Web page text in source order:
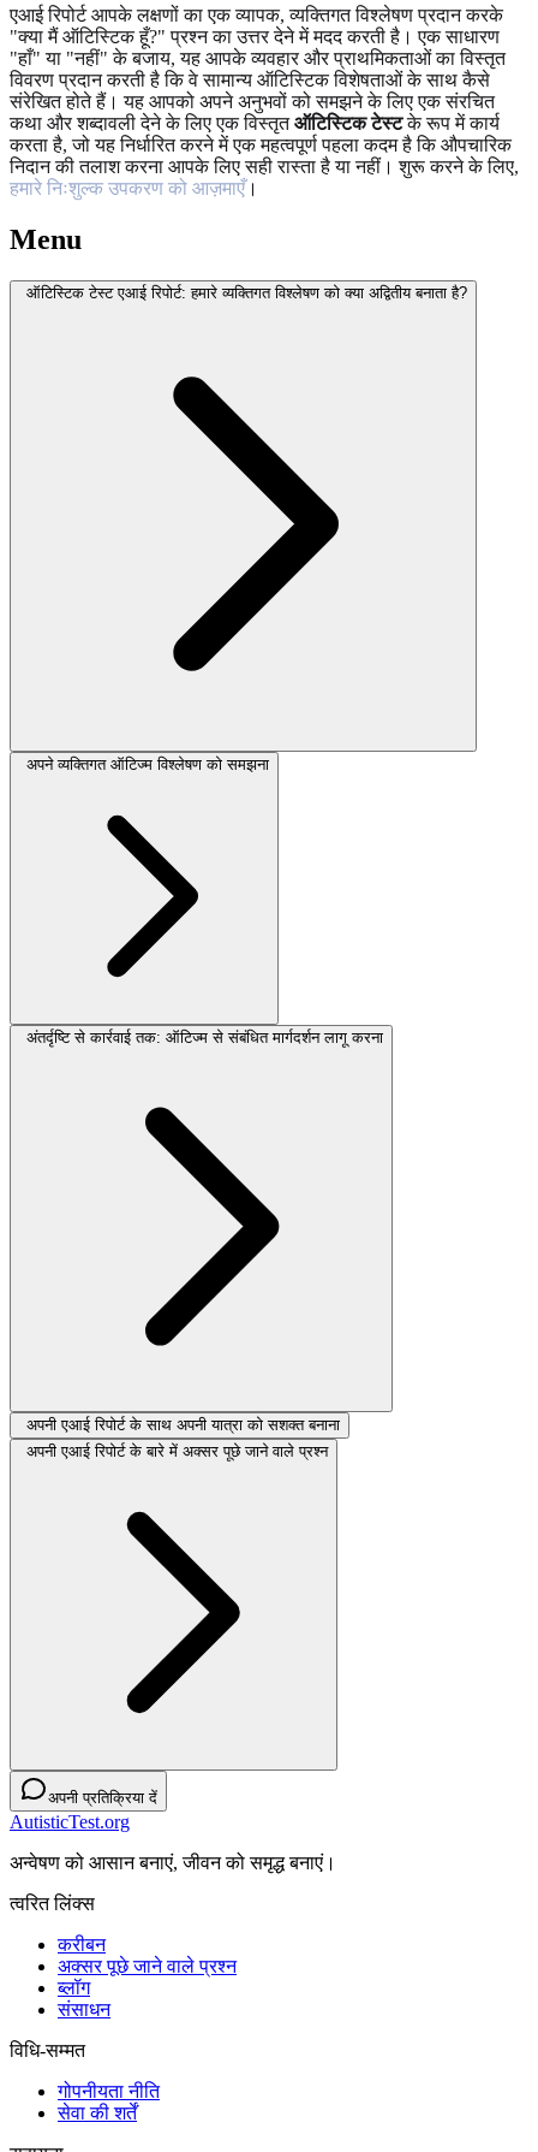
एआई रिपोर्ट आपके लक्षणों का एक व्यापक, व्यक्तिगत विश्लेषण प्रदान करके
"क्या मैं ऑटिस्टिक हूँ?" प्रश्न का उत्तर देने में मदद करती है। एक साधारण
"हाँ" या "नहीं" के बजाय, यह आपके व्यवहार और प्राथमिकताओं का विस्तृत
विवरण प्रदान करती है कि वे सामान्य ऑटिस्टिक विशेषताओं के साथ कैसे
संरेखित होते हैं। यह आपको अपने अनुभवों को समझने के लिए एक संरचित
कथा और शब्दावली देने के लिए एक विस्तृतऑटिस्टिक टेस्टके रूप में कार्य
करता है, जो यह निर्धारित करने में एक महत्वपूर्ण पहला कदम है कि औपचारिक
निदान की तलाश करना आपके लिए सही रास्ता है या नहीं। शुरू करने के लिए,
हमारे निःशुल्क उपकरण को आज़माएँ।
Menu
ऑटिस्टिक टेस्ट एआई रिपोर्ट: हमारे व्यक्तिगत विश्लेषण को क्या अद्वितीय बनाता है?
अपने व्यक्तिगत ऑटिज्म विश्लेषण को समझना
अंतर्दृष्टि से कार्रवाई तक: ऑटिज्म से संबंधित मार्गदर्शन लागू करना
अपनी एआई रिपोर्ट के साथ अपनी यात्रा को सशक्त बनाना
अपनी एआई रिपोर्ट के बारे में अक्सर पूछे जाने वाले प्रश्न
अपनी प्रतिक्रिया दें
AutisticTest.org
अन्वेषण को आसान बनाएं, जीवन को समृद्ध बनाएं।
त्वरित लिंक्स
करीबन
अक्सर पूछे जाने वाले प्रश्न
ब्लॉग
संसाधन
विधि-सम्‍मत
गोपनीयता नीति
सेवा की शर्तें